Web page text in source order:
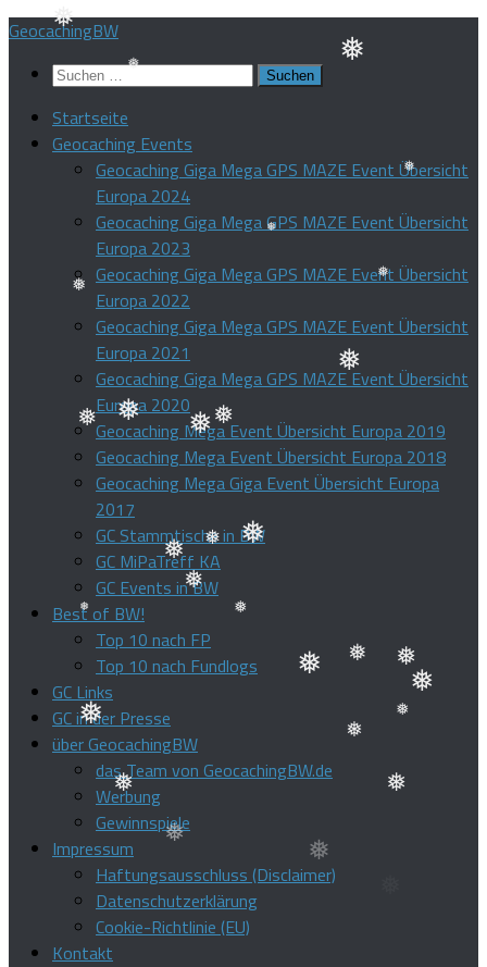
❅ ❅
❅
❅
❅
❅
❅
❅
❅
❅ ❅ ❅
❅
❅
❅
❅
❅
❅
Zum
springen
GeocachingBW
Suchen
Startseite
Geocaching Events
Geocaching Giga Mega GPS MAZE Event Übersicht
Europa 2024
Geocaching Giga Mega GPS MAZE Event Übersicht
Europa 2023
Geocaching Giga Mega GPS MAZE Event Übersicht
Europa 2022
Geocaching Giga Mega GPS MAZE Event Übersicht
Europa 2021
Geocaching Giga Mega GPS MAZE Event Übersicht
Europa 2020
Geocaching Mega Event Übersicht Europa 2019
Geocaching Mega Event Übersicht Europa 2018
Geocaching Mega Giga Event Übersicht Europa
2017
GC Stammtische in BW
GC MiPaTreff KA
GC Events in BW
Best of BW!
Top 10 nach FP
Top 10 nach Fundlogs
GC Links
GC in der Presse
über GeocachingBW
das Team von GeocachingBW.de
Werbung
Gewinnspiele
Impressum
Haftungsausschluss (Disclaimer)
Datenschutzerklärung
Cookie-Richtlinie (EU)
Kontakt